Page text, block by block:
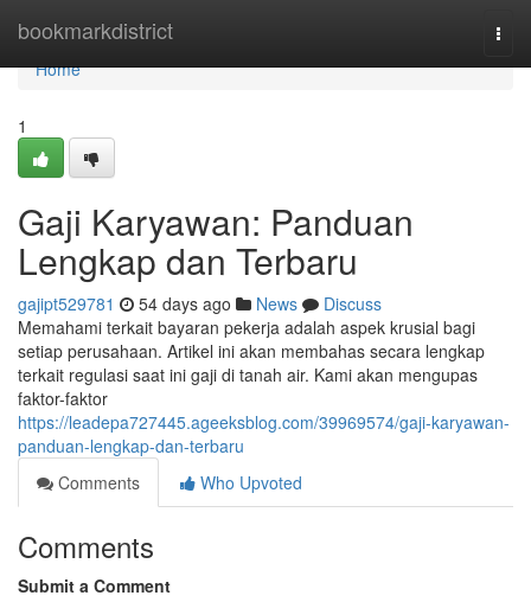
bookmarkdistrict
Home
Home
1
Gaji Karyawan: Panduan
Lengkap dan Terbaru
gajipt529781 54 days ago News
Discuss
Memahami terkait bayaran pekerja adalah aspek krusial bagi
setiap perusahaan. Artikel ini akan membahas secara lengkap
terkait regulasi saat ini gaji di tanah air. Kami akan mengupas
faktor-faktor
https://leadepa727445.ageeksblog.com/39969574/gaji-karyawan-
panduan-lengkap-dan-terbaru
Comments
Who Upvoted
Comments
Submit a Comment